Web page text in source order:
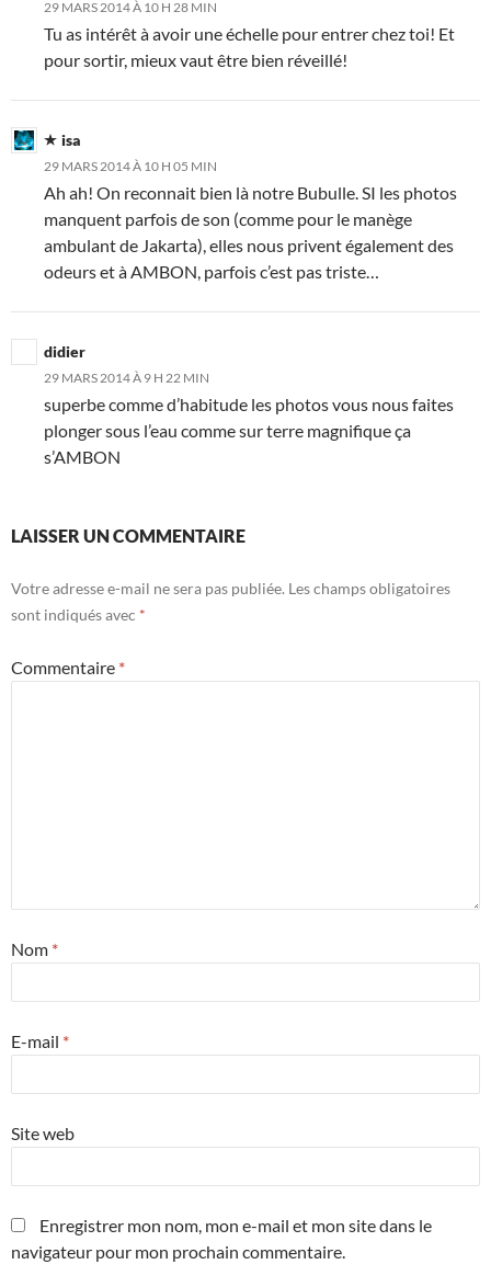
29 MARS 2014 À 10 H 28 MIN
Tu as intérêt à avoir une échelle pour entrer chez toi! Et
pour sortir, mieux vaut être bien réveillé!
isa
29 MARS 2014 À 10 H 05 MIN
Ah ah! On reconnait bien là notre Bubulle. SI les photos
manquent parfois de son (comme pour le manège
ambulant de Jakarta), elles nous privent également des
odeurs et à AMBON, parfois c’est pas triste…
didier
29 MARS 2014 À 9 H 22 MIN
superbe comme d’habitude les photos vous nous faites
plonger sous l’eau comme sur terre magnifique ça
s’AMBON
LAISSER UN COMMENTAIRE
Votre adresse e-mail ne sera pas publiée. Les champs obligatoires
sont indiqués avec *
Commentaire *
Nom *
E-mail *
Site web
Enregistrer mon nom, mon e-mail et mon site dans le
navigateur pour mon prochain commentaire.